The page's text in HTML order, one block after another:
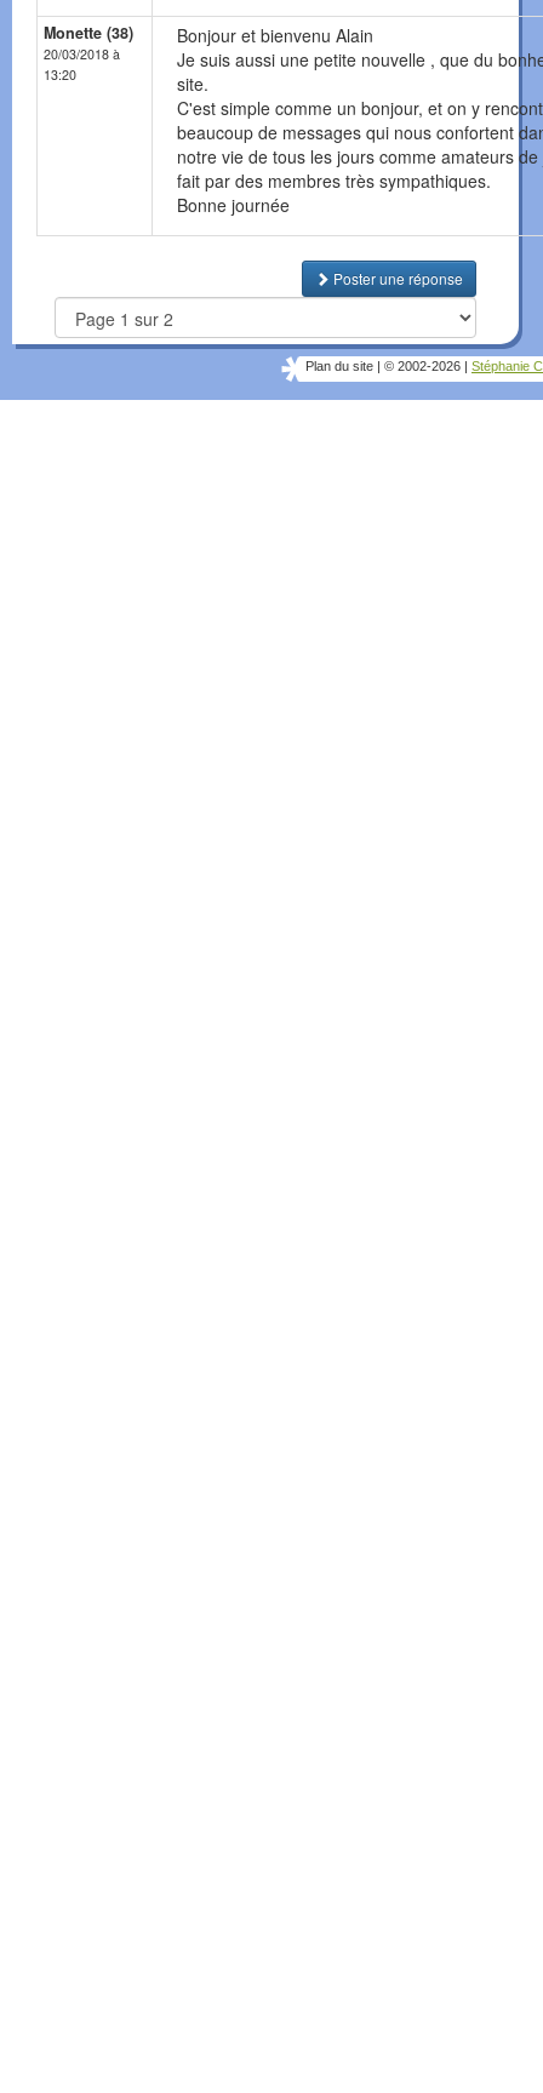
Monette (38)
20/03/2018 à
13:20
Bonjour et bienvenu Alain
Je suis aussi une petite nouvelle , que du
site.
C'est simple comme un bonjour, et on y
beaucoup de messages qui nous confortent
notre vie de tous les jours comme amateurs
fait par des membres très sympathiques.
Bonne journée
Poster une réponse
Plan du site © 2002-2026 Stéphanie C